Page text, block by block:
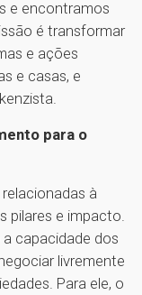
e encontramos
é transformar
e ações
e casas, e
para o
à
pilares e impacto.
capacidade dos
livremente
Para ele, o